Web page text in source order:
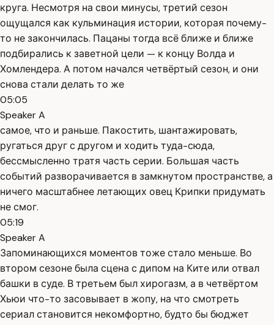
круга. Несмотря на свои минусы, третий сезон
ощущался как кульминация истории, которая почему-
то не закончилась. Пацаны тогда всё ближе и ближе
подбирались к заветной цели — к концу Волда и
Хомлендера. А потом начался четвёртый сезон, и они
снова стали делать то же
05:05
Speaker A
самое, что и раньше. Пакостить, шантажировать,
ругаться друг с другом и ходить туда-сюда,
бессмысленно тратя часть серии. Большая часть
событий разворачивается в замкнутом пространстве, а
ничего масштабнее летающих овец Крипки придумать
не смог.
05:19
Speaker A
Запоминающихся моментов тоже стало меньше. Во
втором сезоне была сцена с дипом на Ките или отвал
башки в суде. В третьем был хирогазм, а в четвёртом
Хьюи что-то засовывает в жопу, на что смотреть
сериал становится некомфортно, будто бы бюджет